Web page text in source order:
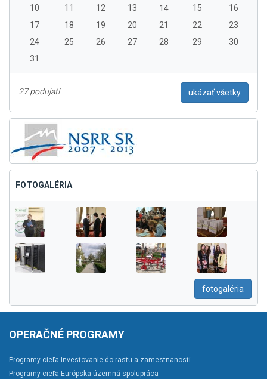
10
11 12 13 14 15
16
17
18 19 20 21 22
23
24
25 26 27 28 29
30
31
27 podujatí ukázať všetky
FOTOGALÉRIA
fotogaléria
OPERAČNÉ PROGRAMY
Programy cieľa Investovanie do rastu a zamestnanosti
Programy cieľa Európska územná spolupráca